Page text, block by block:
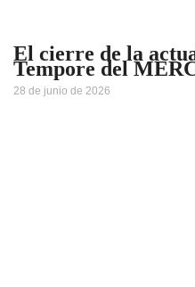
El cierre de la
Tempore del
28 de junio de 2026